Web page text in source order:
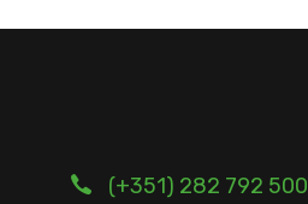
(+351) 282 792 500